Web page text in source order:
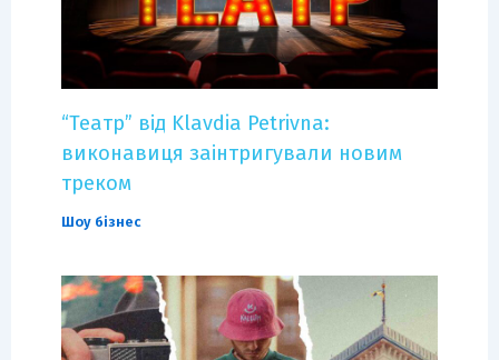
“Театр” від Klavdia Petrivna:
виконавиця заінтригували новим
треком
Шоу бізнес